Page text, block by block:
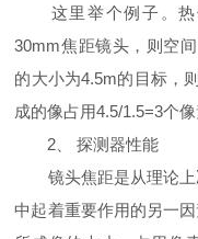
这里举个例子。热
30mm焦距镜头，则空
的大小为4.5m的目标，
成的像占用4.5/1.5=3个像
2、 探测器性能
镜头焦距是从理论上
中起着重要作用的另一